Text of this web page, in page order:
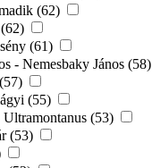
(62)
(61)
- Nemesbaky János (58)
(55)
(53)
(53)